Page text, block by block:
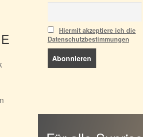
Hiermit akzeptiere ich die
Datenschutzbestimmungen